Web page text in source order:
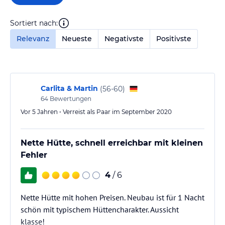
Sortiert nach:
Relevanz
Neueste Negativste Positivste
Carlita & Martin (56-60)
64 Bewertungen
Vor 5 Jahren • Verreist als Paar im September 2020
Nette Hütte, schnell erreichbar mit kleinen
Fehler
4 / 6
Nette Hütte mit hohen Preisen. Neubau ist für 1 Nacht
schön mit typischem Hüttencharakter. Aussicht
klasse!